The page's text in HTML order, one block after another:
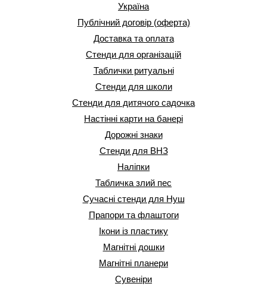
Україна
Публічний договір (оферта)
Доставка та оплата
Стенди для організацій
Таблички ритуальні
Стенди для школи
Стенди для дитячого садочка
Настінні карти на банері
Дорожні знаки
Стенди для ВНЗ
Наліпки
Табличка злий пес
Сучасні стенди для Нуш
Прапори та флаштоги
Ікони із пластику
Магнітні дошки
Магнітні планери
Сувеніри